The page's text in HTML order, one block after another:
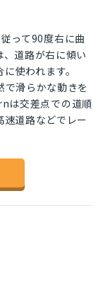
って90度右に曲
道路が右に傾い
使われます。
滑らかな動きを
は交差点での道順
道路などでレー